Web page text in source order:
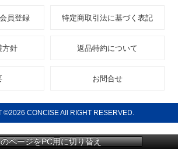
員登録 特定商取引法に基づく表記
方針 返品特約について
お問合せ
©2026 CONCISE All RIGHT RESERVED.
ページをPC用に切り替え